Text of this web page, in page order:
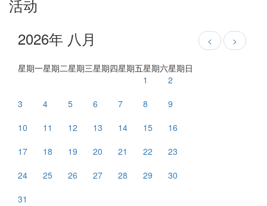
活动
2026年 八月
< >
星期一星期二星期三星期四星期五星期六星期日
1
2
3
4 5 6 7 8
9
10
11 12 13 14 15
16
17
18 19 20 21 22
23
24
25 26 27 28 29
30
31